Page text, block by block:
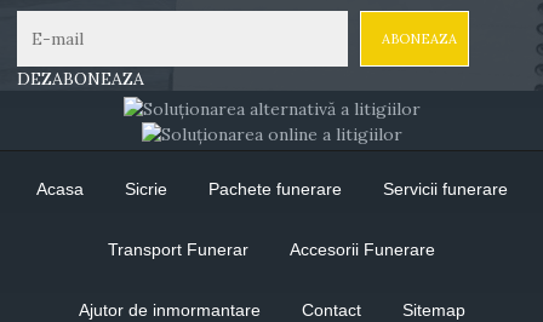
DEZABONEAZA
Acasa Sicrie Pachete funerare Servicii funerare
Transport Funerar Accesorii Funerare
Ajutor de inmormantare Contact Sitemap